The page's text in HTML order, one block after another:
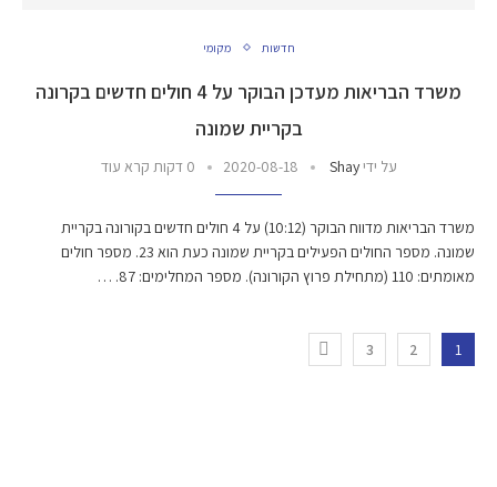
חדשות מקומי
משרד הבריאות מעדכן הבוקר על 4 חולים חדשים בקרונה
בקריית שמונה
על ידיShay
2020-08-18 0 דקות קרא עוד
משרד הבריאות מדווח הבוקר (10:12) על 4 חולים חדשים בקורונה בקריית
שמונה. מספר החולים הפעילים בקריית שמונה כעת הוא 23. מספר חולים
מאומתים: 110 (מתחילת פרוץ הקורונה). מספר המחלימים: 87. …
1
2
3